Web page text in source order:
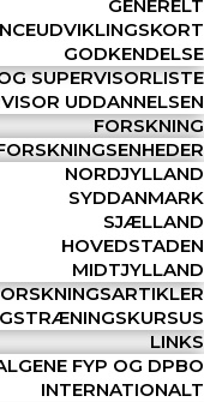
GENERELT
GODKENDELSE
SUPERVISORLISTE
UDDANNELSEN
FORSKNING
NORDJYLLAND
SYDDANMARK
SJÆLLAND
HOVEDSTADEN
MIDTJYLLAND
LINKS
FYP OG DPBO
INTERNATIONALT